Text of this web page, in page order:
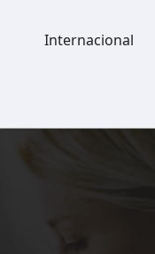
Internacional